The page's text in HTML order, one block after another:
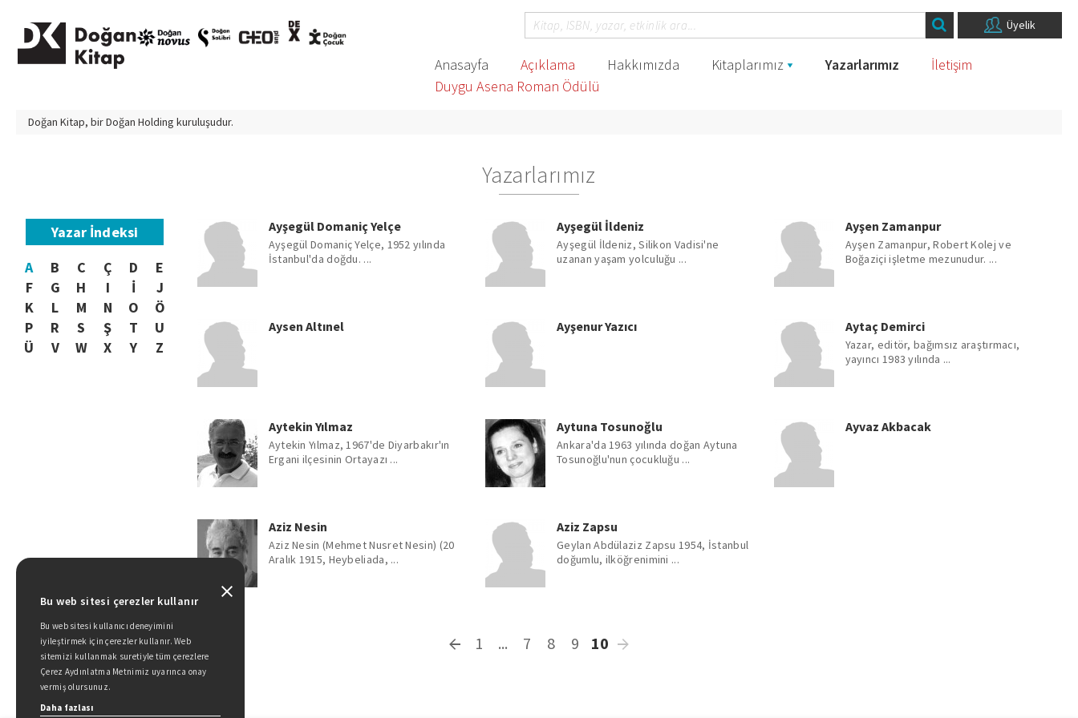
Üyelik
Anasayfa Açıklama Hakkımızda Kitaplarımız Yazarlarımız
İletişim
Duygu Asena Roman Ödülü
Doğan Kitap, birDoğan Holding kuruluşudur.
Yazarlarımız
Yazar İndeksi
A
B C Ç D
E
F
G H I İ
J
K
L M N O
Ö
P
R S Ş T
U
Ü
V W X Y Z
Ayşegül Domaniç Yelçe
Ayşegül Domaniç Yelçe, 1952 yılında
İstanbul'da doğdu. ...
Ayşegül İldeniz
Ayşegül İldeniz, Silikon Vadisi'ne
uzanan yaşam yolculuğu ...
Ayşen Zamanpur
Ayşen Zamanpur, Robert Kolej ve
Boğaziçi işletme mezunudur. ...
Aysen Altınel Ayşenur Yazıcı Aytaç Demirci
Yazar, editör, bağımsız araştırmacı,
yayıncı 1983 yılında ...
Aytekin Yılmaz
Aytekin Yılmaz, 1967'de Diyarbakır'ın
Ergani ilçesinin Ortayazı ...
Aytuna Tosunoğlu
Ankara'da 1963 yılında doğan Aytuna
Tosunoğlu'nun çocukluğu ...
Ayvaz Akbacak
Aziz Nesin
Aziz Nesin (Mehmet Nusret Nesin) (20
Aralık 1915, Heybeliada, ...
Aziz Zapsu
Geylan Abdülaziz Zapsu 1954, İstanbul
doğumlu, ilköğrenimini ...
1 ... 7 8 9 10
Bu web sitesi çerezler kullanır
Bu web sitesi kullanıcı deneyimini
iyileştirmek için çerezler kullanır. Web
sitemizi kullanmak suretiyle tüm çerezlere
Çerez Aydınlatma Metnimiz uyarınca onay
vermiş olursunuz.
Daha fazlası